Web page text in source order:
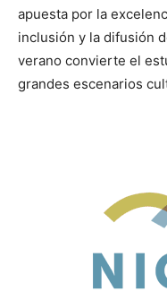
apuesta por la
inclusión y la difusión
verano convierte el
grandes escenarios